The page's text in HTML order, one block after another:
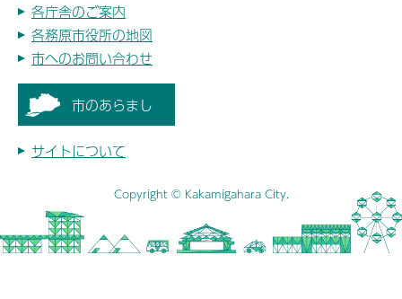
各庁舎のご案内
各務原市役所の地図
市へのお問い合わせ
市のあらまし
サイトについて
Copyright © Kakamigahara City.